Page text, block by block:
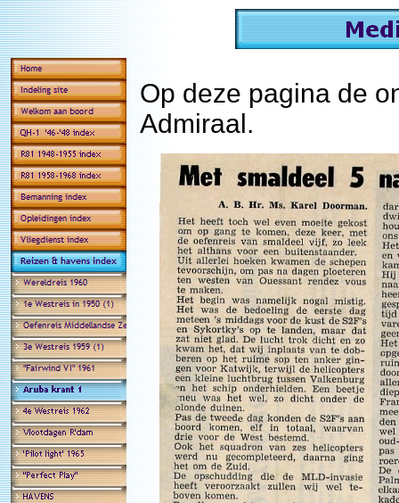
Op deze pagina de
Admiraal.